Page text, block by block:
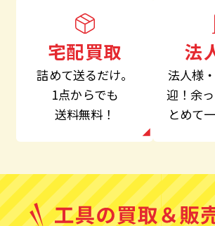
宅配買取
詰めて送るだけ。
1点からでも
送料無料！
法
法人様
迎！余
とめて